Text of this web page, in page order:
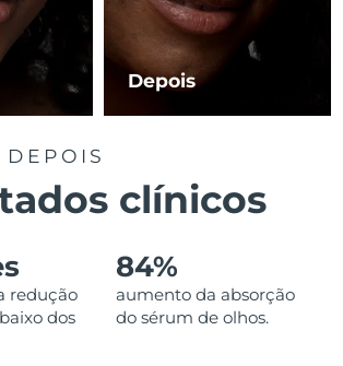
Depois
clínicos
redução
dos
84%
aumento da absorção
do sérum de olhos.
Entrega prevista
Entrega prevista
Entrega prevista8/9/26
Entrega prevista8/10/26